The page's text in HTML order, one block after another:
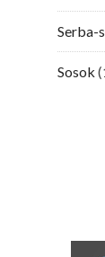
Serba-
Sosok